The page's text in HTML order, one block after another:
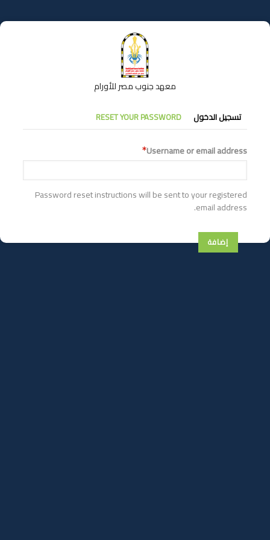
إلى
المحتوى
معهد جنوب مصر للأورام
التبويبات
الأساسية
تسجيل الدخول RESET YOUR PASSWORD
Username or email address
Password reset instructions will be sent to your registered
email address.